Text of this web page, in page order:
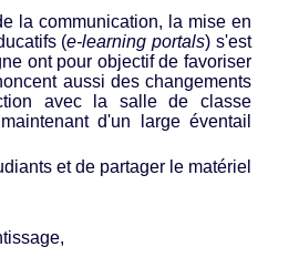
la communication, la mise en
(e-learning portals) s'est
ont pour objectif de favoriser
aussi des changements
avec la salle de classe
d'un large éventail
et de partager le matériel